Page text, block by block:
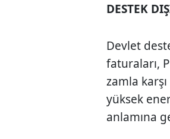
DESTEK
Devlet
faturaları,
zamla
yüksek
anlamına